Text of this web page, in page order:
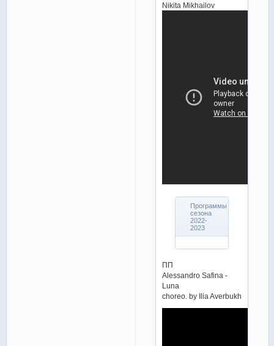
Nikita Mikhailov
Программы
сезона
2022-
2023
ПП
Alessandro Safina -
Luna
choreo. by Ilia Averbukh